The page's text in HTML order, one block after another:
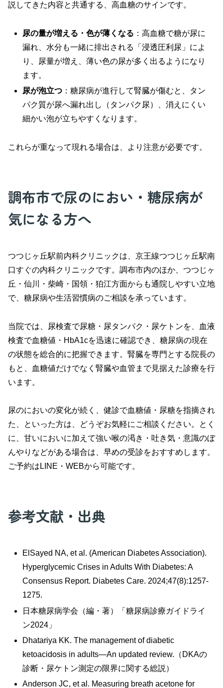
説してきた内容と共通する、高血糖のサインです。
尿の量が増える・色が薄くなる ：高血糖で糖が尿に
漏れ、水分も一緒に排出される「浸透圧利尿」によ
り、尿量が増え、薄い色の尿が多く出るようになり
ます。
尿が泡立つ ：糖尿病が進行して腎臓が傷むと、タン
パク質が尿へ漏れ出し（タンパク尿）、消えにくい
細かい泡が立ちやすくなります。
これらが重なって現れる場合は、より注意が必要です。
調布市で尿のにおい・糖尿病が
気になる方へ
つつじヶ丘駅前内科クリニックは、京王線つつじヶ丘駅南
口すぐの内科クリニックです。調布市内のほか、つつじヶ
丘・仙川・柴崎・国領・狛江方面からも通院しやすい立地
で、糖尿病や生活習慣病のご相談を承っています。
当院では、尿検査で尿糖・尿タンパク・尿ケトンを、血液
検査で血糖値・HbA1cを迅速に確認でき、糖尿病の現在
の状態を総合的に把握できます。腎臓を専門とする院長の
もと、血糖値だけでなく腎臓や血管まで見据えた診療を行
います。
尿のにおいの変化が続く、健診で血糖値・尿糖を指摘され
た、といった方は、どうぞお気軽にご相談ください。とく
に、甘いにおいに加えて強い喉の渇き・吐き気・意識のぼ
んやりなどがある場合は、早めの受診をおすすめします。
ご予約はLINE・WEBから可能です。
参考文献・出典
ElSayed NA, et al. (American Diabetes Association).
Hyperglycemic Crises in Adults With Diabetes: A
Consensus Report. Diabetes Care. 2024;47(8):1257-
1275.
日本糖尿病学会（編・著）「糖尿病診療ガイドライ
ン2024」
Dhatariya KK. The management of diabetic
ketoacidosis in adults—An updated review.（DKAの
診断・尿ケトン測定の限界に関する総説）
Anderson JC, et al. Measuring breath acetone for